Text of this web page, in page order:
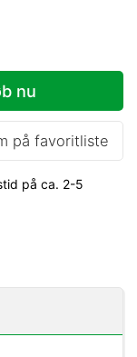
nu
på favoritliste
på ca. 2-5